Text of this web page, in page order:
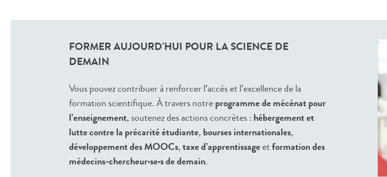
Structure et fonction des protéines
The last mile: towards elimination of endemic diseases
Tuberculosis
Vaccine and Antibodies for Pandemic Preparedness and Global Health
Vaccine Epidemiology
Valorisation de la recherche et de l'innovation médicale
FORMER AUJOURD'HUI POUR LA SCIENCE DE
DEMAIN
Vous pouvez contribuer à renforcer l’accès et l’excellence de la
formation scientifique. À travers notreprogramme de mécénat pour
l’enseignement, soutenez des actions concrètes : hébergement et
lutte contre la précarité étudiante, bourses internationales,
développement des MOOCs,taxe d’apprentissageetformation des
médecins-chercheur·se·s de demain.